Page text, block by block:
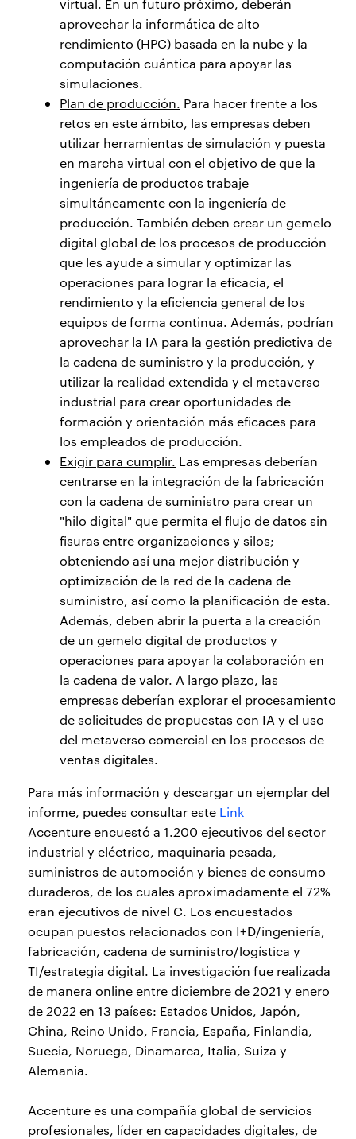
virtual. En un futuro próximo, deberán
aprovechar la informática de alto
rendimiento (HPC) basada en la nube y la
computación cuántica para apoyar las
simulaciones.
Plan de producción. Para hacer frente a los
retos en este ámbito, las empresas deben
utilizar herramientas de simulación y puesta
en marcha virtual con el objetivo de que la
ingeniería de productos trabaje
simultáneamente con la ingeniería de
producción. También deben crear un gemelo
digital global de los procesos de producción
que les ayude a simular y optimizar las
operaciones para lograr la eficacia, el
rendimiento y la eficiencia general de los
equipos de forma continua. Además, podrían
aprovechar la IA para la gestión predictiva de
la cadena de suministro y la producción, y
utilizar la realidad extendida y el metaverso
industrial para crear oportunidades de
formación y orientación más eficaces para
los empleados de producción.
Exigir para cumplir. Las empresas deberían
centrarse en la integración de la fabricación
con la cadena de suministro para crear un
"hilo digital" que permita el flujo de datos sin
fisuras entre organizaciones y silos;
obteniendo así una mejor distribución y
optimización de la red de la cadena de
suministro, así como la planificación de esta.
Además, deben abrir la puerta a la creación
de un gemelo digital de productos y
operaciones para apoyar la colaboración en
la cadena de valor. A largo plazo, las
empresas deberían explorar el procesamiento
de solicitudes de propuestas con IA y el uso
del metaverso comercial en los procesos de
ventas digitales.
Para más información y descargar un ejemplar del
informe, puedes consultar este Link
Accenture encuestó a 1.200 ejecutivos del sector
industrial y eléctrico, maquinaria pesada,
suministros de automoción y bienes de consumo
duraderos, de los cuales aproximadamente el 72%
eran ejecutivos de nivel C. Los encuestados
ocupan puestos relacionados con I+D/ingeniería,
fabricación, cadena de suministro/logística y
TI/estrategia digital. La investigación fue realizada
de manera online entre diciembre de 2021 y enero
de 2022 en 13 países: Estados Unidos, Japón,
China, Reino Unido, Francia, España, Finlandia,
Suecia, Noruega, Dinamarca, Italia, Suiza y
Alemania.
Accenture es una compañía global de servicios
profesionales, líder en capacidades digitales, de